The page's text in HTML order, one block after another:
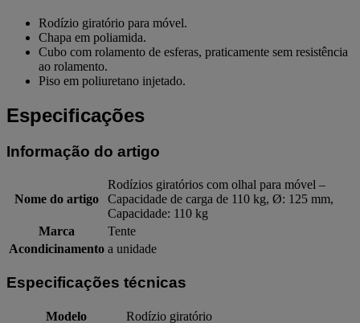
Rodízio giratório para móvel.
Chapa em poliamida.
Cubo com rolamento de esferas, praticamente sem resistência
ao rolamento.
Piso em poliuretano injetado.
Especificações
Informação do artigo
Nome do artigo
Rodízios giratórios com olhal para móvel –
Capacidade de carga de 110 kg, Ø: 125 mm,
Capacidade: 110 kg
Marca
Tente
Acondicinamento a unidade
Especificações técnicas
Modelo
Rodízio giratório